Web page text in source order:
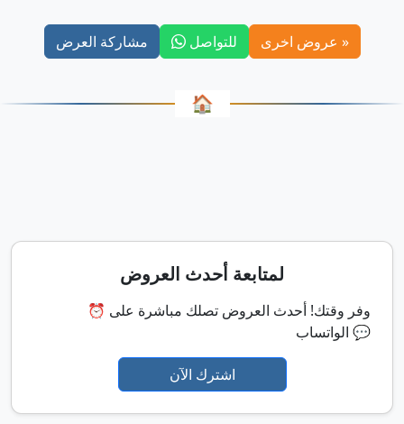
« عروض اخرى للتواصل مشاركة العرض
🏠
لمتابعة أحدث العروض
⏰ وفر وقتك! أحدث العروض تصلك مباشرة على
الواتساب 💬
اشترك الآن